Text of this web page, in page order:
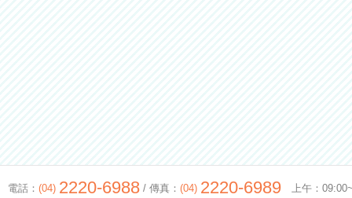
電話： (04) 2220-6988 / 傳真： (04) 2220-6989 上午：